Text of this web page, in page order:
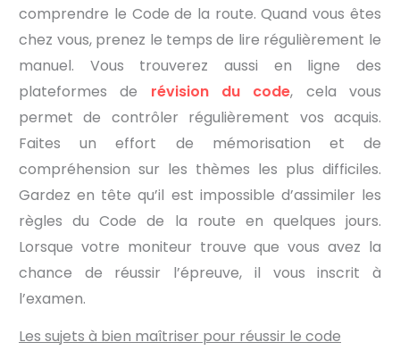
comprendre le Code de la route. Quand vous êtes
chez vous, prenez le temps de lire régulièrement le
manuel. Vous trouverez aussi en ligne des
plateformes de révision du code, cela vous
permet de contrôler régulièrement vos acquis.
Faites un effort de mémorisation et de
compréhension sur les thèmes les plus difficiles.
Gardez en tête qu’il est impossible d’assimiler les
règles du Code de la route en quelques jours.
Lorsque votre moniteur trouve que vous avez la
chance de réussir l’épreuve, il vous inscrit à
l’examen.
Les sujets à bien maîtriser pour réussir le code